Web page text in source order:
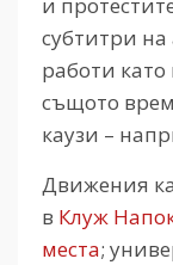
субтитри
работи
същото
каузи –
Движения
в Клуж
места;